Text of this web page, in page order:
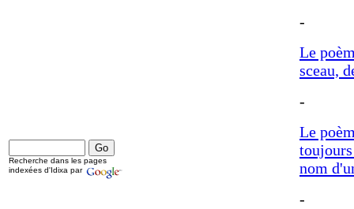
-
Le
sceau,
-
Le
nom
-
Recherche dans les pages
indexées d'Idixa par